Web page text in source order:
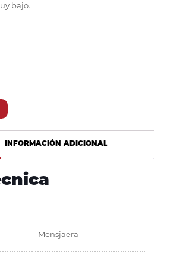
bajo.
INFORMACIÓN ADICIONAL
Mensjaera